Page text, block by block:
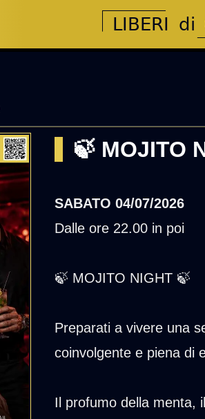
🍃 MOJITO
SABATO 04/07/2026
Dalle ore 22.00 in poi
🍃 MOJITO NIGHT 🍃
Preparati a vivere una
coinvolgente e piena di
Il profumo della menta,